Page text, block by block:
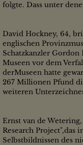
folgte. Dass unter
David Hockney, 64,
englischen
Schatzkanzler
Museen vor dem
derMuseen hatte
267 Millionen Pfund
weiteren
Ernst van de
Research Project",das
Selbstbildnissen des